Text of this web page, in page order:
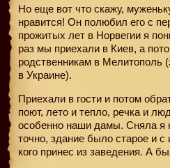
Но еще вот что скажу,
нравится! Он полюбил его с
прожитых лет в Норвегии я
раз мы приехали в Киев, а
родственникам в Мелитополь
в Украине).
Приехали в гости и потом
поют, лето и тепло, речка и
особенно наши дамы. Сняла я
точно, здание было старое и
кого принес из заведения. А